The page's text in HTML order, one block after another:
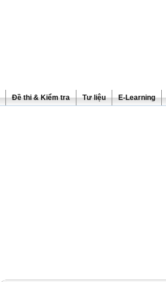
Đề thi & Kiểm tra Tư liệu E-Learning